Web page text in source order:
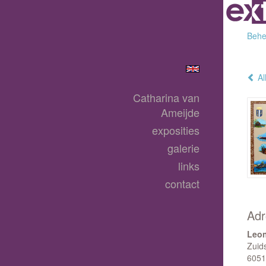
Catharina van
Ameijde
exposities
galerie
links
contact